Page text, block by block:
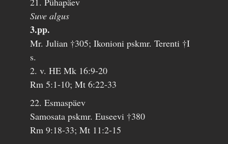
Suve algus
3.pp.
Mr. Julian †305; Ikonioni pskmr. Terenti †I
s.
2. v. HE Mk 16:9-20
Rm 5:1-10; Mt 6:22-33
22. Esmaspäev
Samosata pskmr. Euseevi †380
Rm 9:18-33; Mt 11:2-15